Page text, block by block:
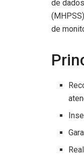
de
de